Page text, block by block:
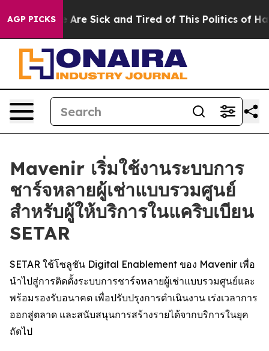
AGP PICKSAre Sick and Tired of This Politics of Hatred”
Mavenir เริ่มใช้งานระบบการ
ชาร์จหลายผู้เช่าแบบรวมศูนย์
สำหรับผู้ให้บริการในแคริบเบียน
SETAR
SETAR ใช้โซลูชัน Digital Enablement ของ Mavenir เพื่อ
นำไปสู่การติดตั้งระบบการชาร์จหลายผู้เช่าแบบรวมศูนย์และ
พร้อมรองรับอนาคต เพื่อปรับปรุงการดำเนินงาน เร่งเวลาการ
ออกสู่ตลาด และสนับสนุนการสร้างรายได้จากบริการในยุค
ถัดไป